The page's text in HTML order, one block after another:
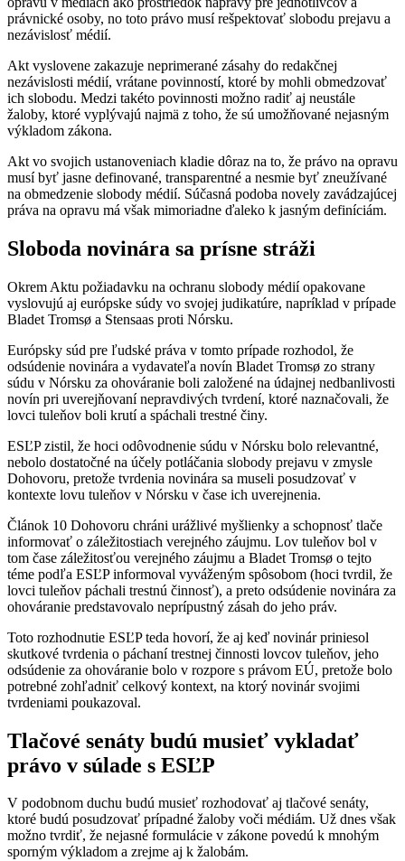
právnické osoby, no toto právo musí rešpektovať slobodu prejavu a
nezávislosť médií.
Akt vyslovene zakazuje neprimerané zásahy do redakčnej
nezávislosti médií, vrátane povinností, ktoré by mohli obmedzovať
ich slobodu. Medzi takéto povinnosti možno radiť aj neustále
žaloby, ktoré vyplývajú najmä z toho, že sú umožňované nejasným
výkladom zákona.
Akt vo svojich ustanoveniach kladie dôraz na to, že právo na opravu
musí byť jasne definované, transparentné a nesmie byť zneužívané
na obmedzenie slobody médií. Súčasná podoba novely zavádzajúcej
práva na opravu má však mimoriadne ďaleko k jasným definíciám.
Sloboda novinára sa prísne stráži
Okrem Aktu požiadavku na ochranu slobody médií opakovane
vyslovujú aj európske súdy vo svojej judikatúre, napríklad v prípade
Bladet Tromsø a Stensaas proti Nórsku.
Európsky súd pre ľudské práva v tomto prípade rozhodol, že
odsúdenie novinára a vydavateľa novín Bladet Tromsø zo strany
súdu v Nórsku za ohováranie boli založené na údajnej nedbanlivosti
novín pri uverejňovaní nepravdivých tvrdení, ktoré naznačovali, že
lovci tuleňov boli krutí a spáchali trestné činy.
ESĽP zistil, že hoci odôvodnenie súdu v Nórsku bolo relevantné,
nebolo dostatočné na účely potláčania slobody prejavu v zmysle
Dohovoru, pretože tvrdenia novinára sa museli posudzovať v
kontexte lovu tuleňov v Nórsku v čase ich uverejnenia.
Článok 10 Dohovoru chráni urážlivé myšlienky a schopnosť tlače
informovať o záležitostiach verejného záujmu. Lov tuleňov bol v
tom čase záležitosťou verejného záujmu a Bladet Tromsø o tejto
téme podľa ESĽP informoval vyváženým spôsobom (hoci tvrdil, že
lovci tuleňov páchali trestnú činnosť), a preto odsúdenie novinára za
ohováranie predstavovalo neprípustný zásah do jeho práv.
Toto rozhodnutie ESĽP teda hovorí, že aj keď novinár priniesol
skutkové tvrdenia o páchaní trestnej činnosti lovcov tuleňov, jeho
odsúdenie za ohováranie bolo v rozpore s právom EÚ, pretože bolo
potrebné zohľadniť celkový kontext, na ktorý novinár svojimi
tvrdeniami poukazoval.
Tlačové senáty budú musieť vykladať
právo v súlade s ESĽP
V podobnom duchu budú musieť rozhodovať aj tlačové senáty,
ktoré budú posudzovať prípadné žaloby voči médiám. Už dnes však
možno tvrdiť, že nejasné formulácie v zákone povedú k mnohým
sporným výkladom a zrejme aj k žalobám.